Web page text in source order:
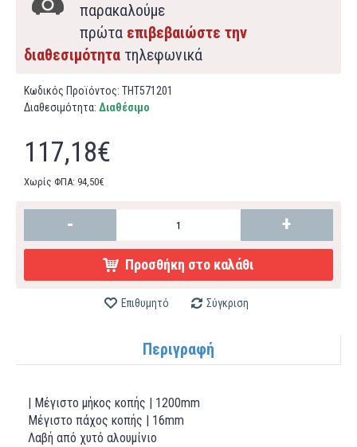
παρακαλούμε
πρώτα επιβεβαιώστε την
διαθεσιμότητα τηλεφωνικά
Κωδικός Προϊόντος: THT571201
Διαθεσιμότητα: Διαθέσιμο
117,18€
Χωρίς ΦΠΑ: 94,50€
- +
Προσθήκη στο καλάθι
Επιθυμητό Σύγκριση
Περιγραφή
| Μέγιστο μήκος κοπής | 1200mm
Μέγιστο πάχος κοπής | 16mm
Λαβή από χυτό αλουμίνιο